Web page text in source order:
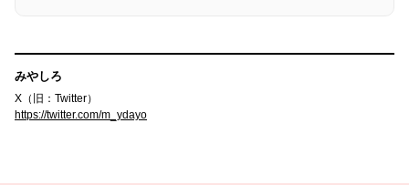
みやしろ
X（旧：Twitter）
https://twitter.com/m_ydayo